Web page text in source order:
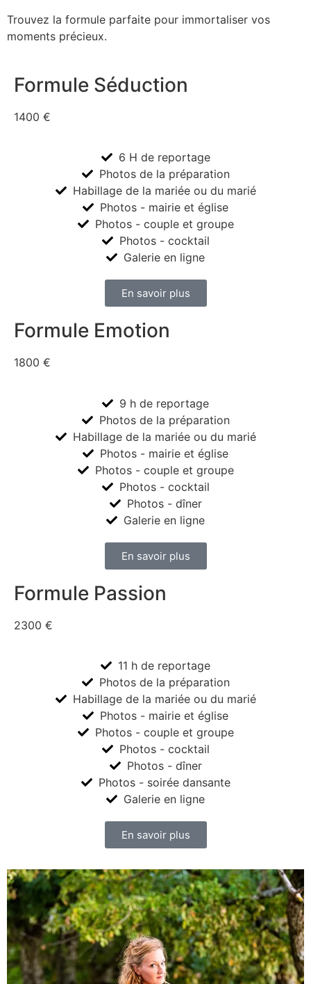
Trouvez la formule parfaite pour immortaliser vos
moments précieux.
Formule Séduction
1400 €
6 H de reportage
Photos de la préparation
Habillage de la mariée ou du marié
Photos - mairie et église
Photos - couple et groupe
Photos - cocktail
Galerie en ligne
En savoir plus
Formule Emotion
1800 €
9 h de reportage
Photos de la préparation
Habillage de la mariée ou du marié
Photos - mairie et église
Photos - couple et groupe
Photos - cocktail
Photos - dîner
Galerie en ligne
En savoir plus
Formule Passion
2300 €
11 h de reportage
Photos de la préparation
Habillage de la mariée ou du marié
Photos - mairie et église
Photos - couple et groupe
Photos - cocktail
Photos - dîner
Photos - soirée dansante
Galerie en ligne
En savoir plus